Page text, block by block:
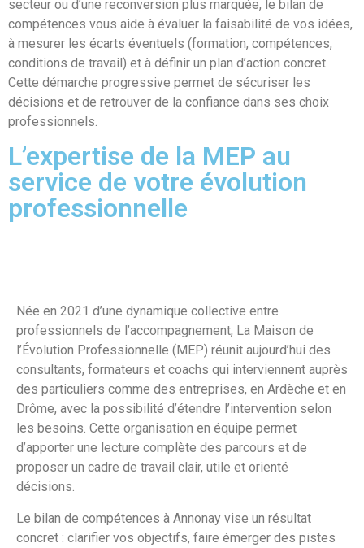
secteur ou d’une reconversion plus marquée, le bilan de
compétences vous aide à évaluer la faisabilité de vos idées,
à mesurer les écarts éventuels (formation, compétences,
conditions de travail) et à définir un plan d’action concret.
Cette démarche progressive permet de sécuriser les
décisions et de retrouver de la confiance dans ses choix
professionnels.
L’expertise de la MEP au
service de votre évolution
professionnelle
Née en 2021 d’une dynamique collective entre
professionnels de l’accompagnement, La Maison de
l’Évolution Professionnelle (MEP) réunit aujourd’hui des
consultants, formateurs et coachs qui interviennent auprès
des particuliers comme des entreprises, en Ardèche et en
Drôme, avec la possibilité d’étendre l’intervention selon
les besoins. Cette organisation en équipe permet
d’apporter une lecture complète des parcours et de
proposer un cadre de travail clair, utile et orienté
décisions.
Le bilan de compétences à Annonay vise un résultat
concret : clarifier vos objectifs, faire émerger des pistes